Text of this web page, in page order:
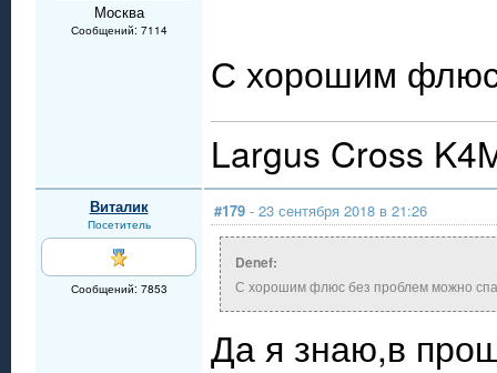
Москва
Сообщений: 7114
С хорошим флюс
Largus Cross
Виталик
Посетитель
Сообщений: 7853
#179 - 23 сентября 2018 в 21:26
Denef:
С хорошим флюс без проблем можно
Да я знаю,в